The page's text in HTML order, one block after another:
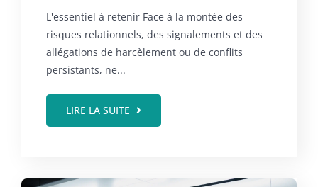
L'essentiel à retenir Face à la montée des
risques relationnels, des signalements et des
allégations de harcèlement ou de conflits
persistants, ne...
LIRE LA SUITE